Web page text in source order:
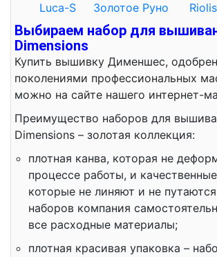
Luca-S
Золотое Руно Riolis
Выбираем набор для
Dimensions
Купить вышивку Дименшес,
поколениями профессиональных
можно на сайте нашего интернет-
Преимущество наборов для
Dimensions – золотая коллекция:
плотная канва, которая не
процессе работы, и
которые не линяют и не
наборов компания
все расходные материалы;
плотная красивая упаковка –